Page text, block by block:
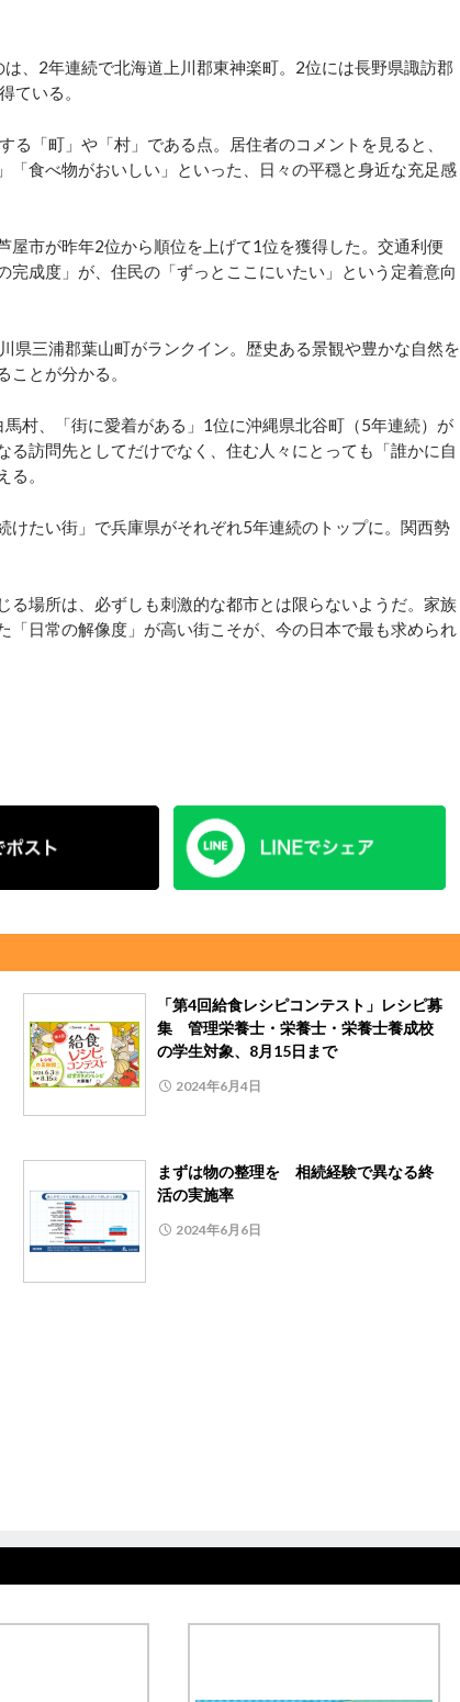
、2年連続で北海道上川郡東神楽町。2位には長野県諏訪郡
ている。
「町」や「村」である点。居住者のコメントを見ると、
「食べ物がおいしい」といった、日々の平穏と身近な充足感
市が昨年2位から順位を上げて1位を獲得した。交通利便
成度」が、住民の「ずっとここにいたい」という定着意向
三浦郡葉山町がランクイン。歴史ある景観や豊かな自然を
とが分かる。
村、「街に愛着がある」1位に沖縄県北谷町（5年連続）が
訪問先としてだけでなく、住む人々にとっても「誰かに自
。
たい街」で兵庫県がそれぞれ5年連続のトップに。関西勢
場所は、必ずしも刺激的な都市とは限らないようだ。家族
日常の解像度」が高い街こそが、今の日本で最も求められ
「第4回給食レシピコンテスト」レシピ募
集 管理栄養士・栄養士・栄養士養成校
の学生対象、8月15日まで
2024年6月4日
まずは物の整理を 相続経験で異なる終
活の実施率
2024年6月6日